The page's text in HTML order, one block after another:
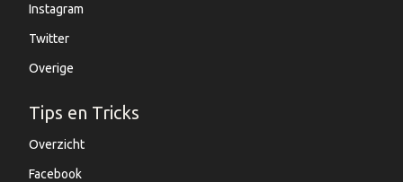
Instagram
Twitter
Overige
Tips en Tricks
Overzicht
Facebook